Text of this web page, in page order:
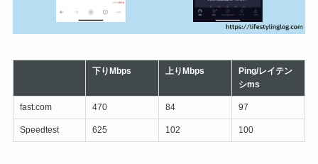
下りMbps 上りMbps
Ping/レイテン
シms
fast.com 470 84 97
Speedtest 625 102 100